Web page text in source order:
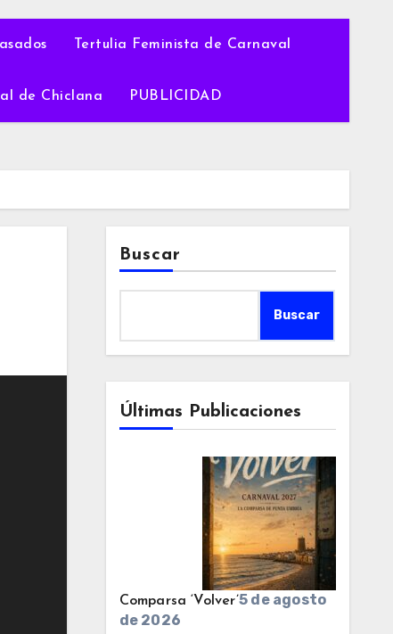
Tertulia Feminista de Carnaval
de Chiclana PUBLICIDAD
Buscar
Buscar
Últimas Publicaciones
Comparsa ‘Volver’5 de agosto
de 2026